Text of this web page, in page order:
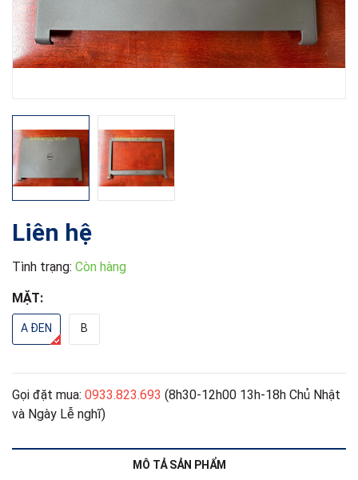
Liên hệ
Tình trạng: Còn hàng
MẶT:
A ĐEN B
Gọi đặt mua: 0933.823.693 (8h30-12h00 13h-18h Chủ Nhật
và Ngày Lễ nghĩ)
MÔ TẢ SẢN PHẨM